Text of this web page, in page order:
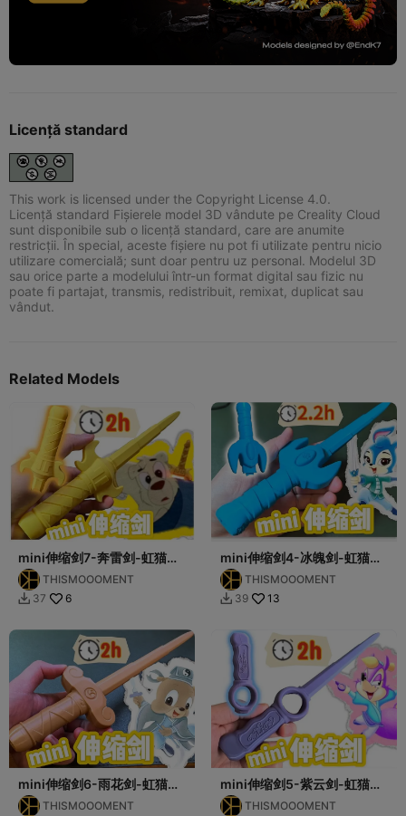
Licență standard
This work is licensed under the Copyright License 4.0.
Licență standard Fișierele model 3D vândute pe Creality Cloud
sunt disponibile sub o licență standard, care are anumite
restricții. În special, aceste fișiere nu pot fi utilizate pentru nicio
utilizare comercială; sunt doar pentru uz personal. Modelul 3D
sau orice parte a modelului într-un format digital sau fizic nu
poate fi partajat, transmis, redistribuit, remixat, duplicat sau
vândut.
Related Models
mini伸缩剑7-奔雷剑-虹猫蓝
兔系列THISMOOOMENT
 37 6
mini伸缩剑4-冰魄剑-虹猫蓝
兔系列THISMOOOMENT
 39 13
mini伸缩剑6-雨花剑-虹猫蓝
兔系列THISMOOOMENT
mini伸缩剑5-紫云剑-虹猫蓝
兔系列THISMOOOMENT